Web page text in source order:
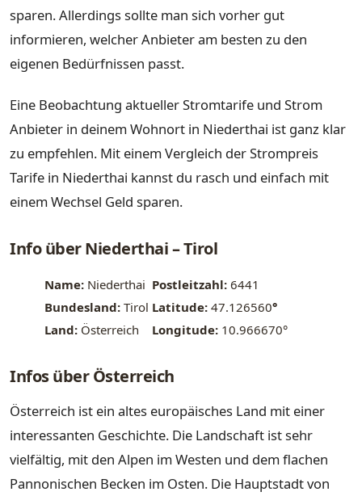
sparen. Allerdings sollte man sich vorher gut
informieren, welcher Anbieter am besten zu den
eigenen Bedürfnissen passt.
Eine Beobachtung aktueller Stromtarife und Strom
Anbieter in deinem Wohnort in Niederthai ist ganz klar
zu empfehlen. Mit einem Vergleich der Strompreis
Tarife in Niederthai kannst du rasch und einfach mit
einem Wechsel Geld sparen.
Info über Niederthai – Tirol
Name: Niederthai Postleitzahl: 6441
Bundesland: Tirol Latitude: 47.126560°
Land: Österreich Longitude: 10.966670°
Infos über Österreich
Österreich ist ein altes europäisches Land mit einer
interessanten Geschichte. Die Landschaft ist sehr
vielfältig, mit den Alpen im Westen und dem flachen
Pannonischen Becken im Osten. Die Hauptstadt von